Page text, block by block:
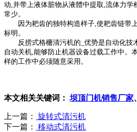
动,并带上液体脏物从液體中提取,流体力
常少。
因为耙齿的独特构造样子,使耙齿链带上
标明。
反捞式格栅清污机的_优势是自动化技术
自动关机,能够防止机器设备过载工作中。
样的工作中必须随意采用。
本文相关关键词： 坝顶门机销售厂家、
上一篇：
旋转式清污机
下一篇：
移动式清污机